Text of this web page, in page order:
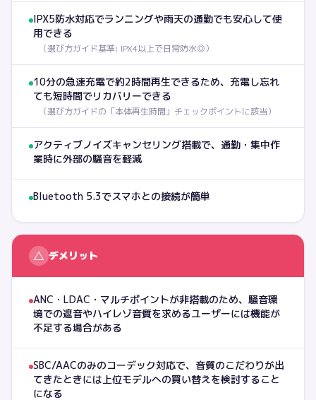
IPX5防水対応でランニングや雨天の通勤でも安心して使
用できる
（選び方ガイド基準: IPX4以上で日常防水◎）
10分の急速充電で約2時間再生できるため、充電し忘れ
ても短時間でリカバリーできる
（選び方ガイドの「本体再生時間」チェックポイントに該当）
アクティブノイズキャンセリング搭載で、通勤・集中作
業時に外部の騒音を軽減
Bluetooth 5.3でスマホとの接続が簡単
△ デメリット
ANC・LDAC・マルチポイントが非搭載のため、騒音環
境での遮音やハイレゾ音質を求めるユーザーには機能が
不足する場合がある
SBC/AACのみのコーデック対応で、音質のこだわりが出
てきたときには上位モデルへの買い替えを検討すること
になる